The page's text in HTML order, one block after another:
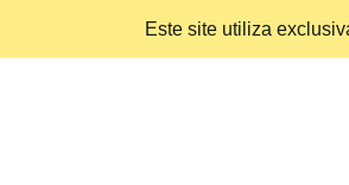
Este site utiliza